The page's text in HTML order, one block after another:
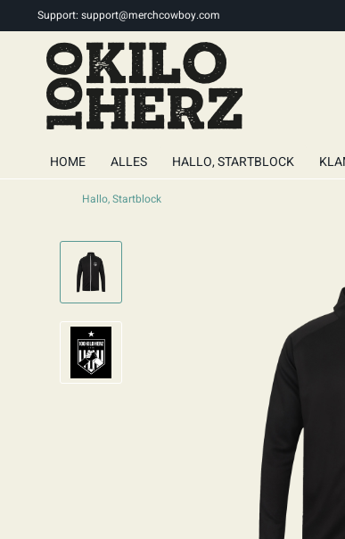
Support: support@merchcowboy.com
HOME ALLES HALLO, STARTBLOCK
Hallo, Startblock